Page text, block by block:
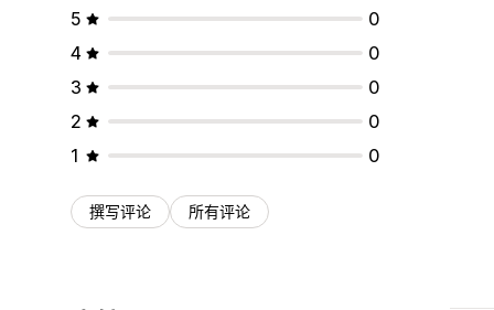
5
0
4
0
3
0
2
0
1
0
撰写评论 所有评论